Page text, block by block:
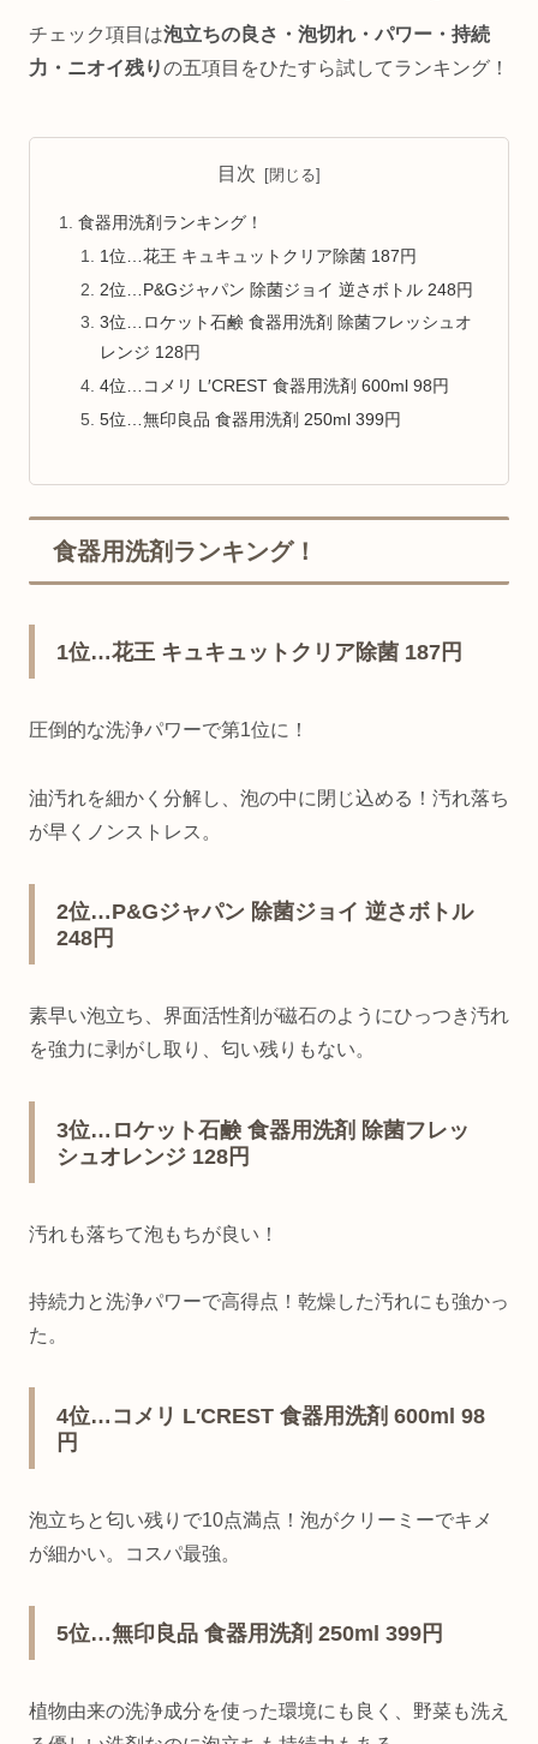
チェック項目は泡立ちの良さ・泡切れ・パワー・持続
力・ニオイ残りの五項目をひたすら試してランキング！
目次
食器用洗剤ランキング！
1位…花王 キュキュットクリア除菌 187円
2位…P&Gジャパン 除菌ジョイ 逆さボトル 248円
3位…ロケット石鹸 食器用洗剤 除菌フレッシュオ
レンジ 128円
4位…コメリ L′CREST 食器用洗剤 600ml 98円
5位…無印良品 食器用洗剤 250ml 399円
食器用洗剤ランキング！
1位…花王 キュキュットクリア除菌 187円
圧倒的な洗浄パワーで第1位に！
油汚れを細かく分解し、泡の中に閉じ込める！汚れ落ち
が早くノンストレス。
2位…P&Gジャパン 除菌ジョイ 逆さボトル
248円
素早い泡立ち、界面活性剤が磁石のようにひっつき汚れ
を強力に剥がし取り、匂い残りもない。
3位…ロケット石鹸 食器用洗剤 除菌フレッ
シュオレンジ 128円
汚れも落ちて泡もちが良い！
持続力と洗浄パワーで高得点！乾燥した汚れにも強かっ
た。
4位…コメリ L′CREST 食器用洗剤 600ml 98
円
泡立ちと匂い残りで10点満点！泡がクリーミーでキメ
が細かい。コスパ最強。
5位…無印良品 食器用洗剤 250ml 399円
植物由来の洗浄成分を使った環境にも良く、野菜も洗え